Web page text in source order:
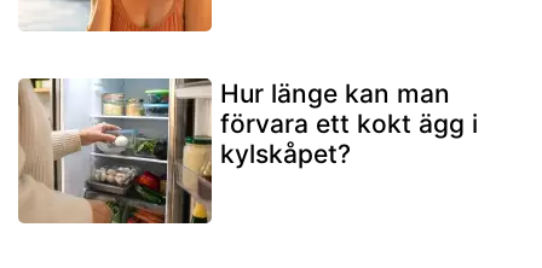
Hur länge kan man
förvara ett kokt ägg i
kylskåpet?